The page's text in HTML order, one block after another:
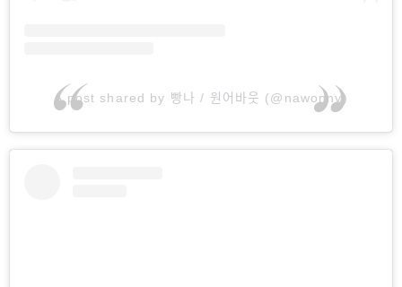
A post shared by 빵나 / 원어바웃 (@nawonny)